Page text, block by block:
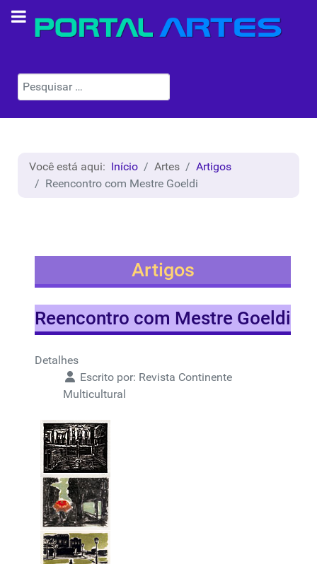
Pesquisar
Você está aqui: Início Artes
Artigos
Reencontro com Mestre Goeldi
Artigos
Reencontro com Mestre Goeldi
Detalhes
Escrito por: Revista Continente
Multicultural